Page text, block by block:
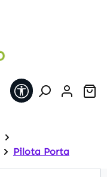
Werkzeugleiste
Pilota Porta